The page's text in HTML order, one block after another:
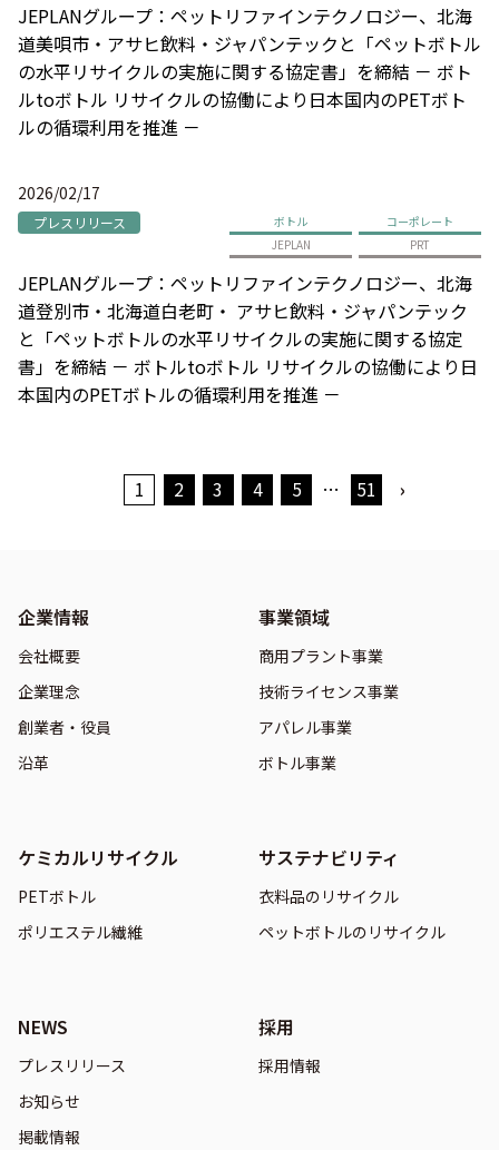
JEPLANグループ：ペットリファインテクノロジー、北海
道美唄市・アサヒ飲料・ジャパンテックと「ペットボトル
の水平リサイクルの実施に関する協定書」を締結 － ボト
ルtoボトル リサイクルの協働により日本国内のPETボト
ルの循環利用を推進 －
2026/02/17
プレスリリース ボトル
コーポレート
JEPLAN
PRT
JEPLANグループ：ペットリファインテクノロジー、北海
道登別市・北海道白老町・ アサヒ飲料・ジャパンテック
と「ペットボトルの水平リサイクルの実施に関する協定
書」を締結 － ボトルtoボトル リサイクルの協働により日
本国内のPETボトルの循環利用を推進 －
1 2 3 4 5 … 51 ›
企業情報
会社概要
企業理念
創業者・役員
沿革
事業領域
商用プラント事業
技術ライセンス事業
アパレル事業
ボトル事業
ケミカルリサイクル
PETボトル
ポリエステル繊維
サステナビリティ
衣料品のリサイクル
ペットボトルのリサイクル
NEWS
プレスリリース
お知らせ
掲載情報
採用
採用情報